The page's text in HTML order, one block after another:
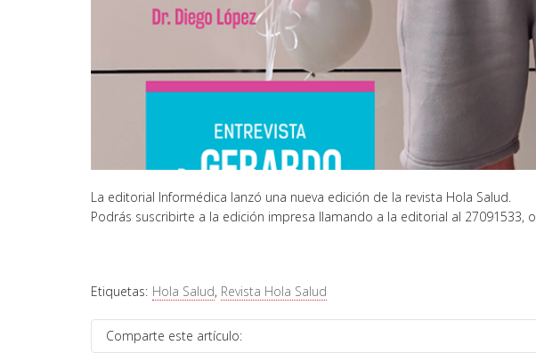
La editorial Informédica lanzó una nueva edición de la revista Hola Salud.
Podrás suscribirte a la edición impresa llamando a la editorial al 27091533, o
Etiquetas: Hola Salud, Revista Hola Salud
Comparte este artículo: